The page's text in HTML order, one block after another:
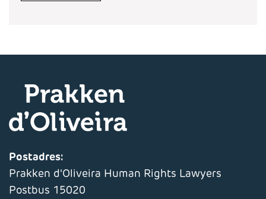
Postadres:
Prakken d'Oliveira Human Rights Lawyers
Postbus 15020